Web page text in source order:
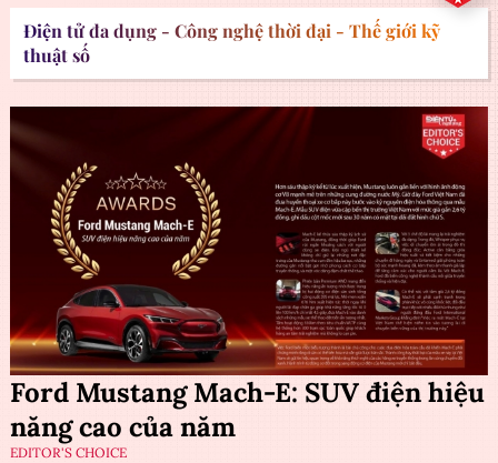
Điện tử đa dụng - Công nghệ thời đại - Thế giới kỹ
thuật số
Ford Mustang Mach-E: SUV điện hiệu
năng cao của năm
EDITOR'S CHOICE